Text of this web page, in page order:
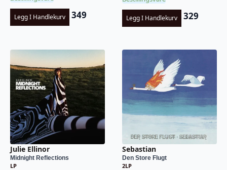
Legg I Handlekurv 349 Legg I Handlekurv 329
Julie Ellinor
Midnight Reflections
LP
Sebastian
Den Store Flugt
2LP